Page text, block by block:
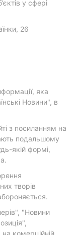
у сфері
26
яка
Новини", в
з посиланням на
подальшому
якій формі,
творів
"Новини
комерційній